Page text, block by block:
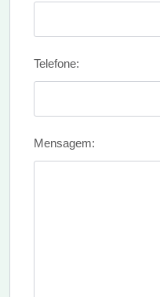
Telefone:
Mensagem: